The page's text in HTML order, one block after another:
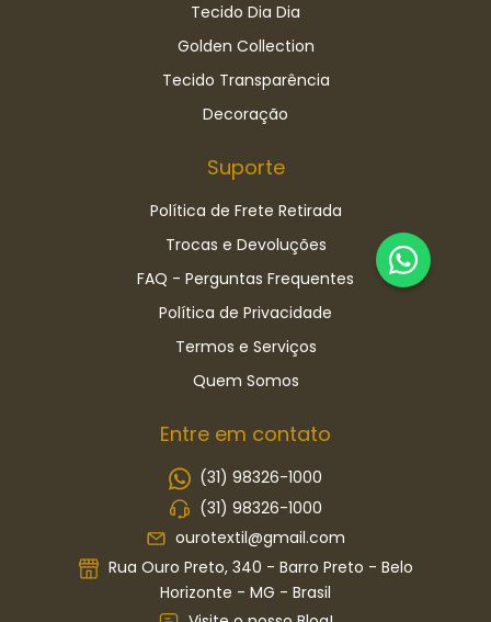
Tecido Dia Dia
Golden Collection
Tecido Transparência
Decoração
Suporte
Política de Frete Retirada
Trocas e Devoluções
FAQ - Perguntas Frequentes
Política de Privacidade
Termos e Serviços
Quem Somos
Entre em contato
(31) 98326-1000
(31) 98326-1000
ourotextil@gmail.com
Rua Ouro Preto, 340 - Barro Preto - Belo
Horizonte - MG - Brasil